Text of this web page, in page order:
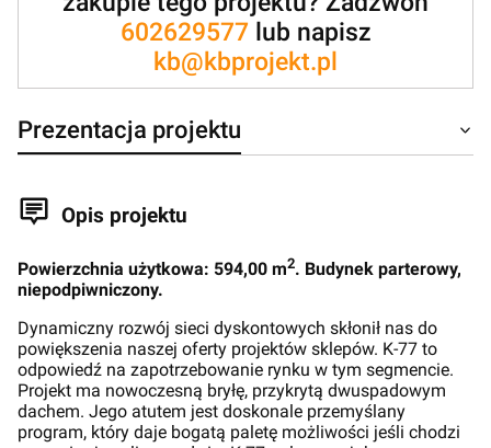
602629577lub napisz
kb@kbprojekt.pl
Prezentacja projektu
Opis projektu
Powierzchnia użytkowa: 594,00 m2. Budynek parterowy,
niepodpiwniczony.
Dynamiczny rozwój sieci dyskontowych skłonił nas do
powiększenia naszej oferty projektów sklepów. K-77 to
odpowiedź na zapotrzebowanie rynku w tym segmencie.
Projekt ma nowoczesną bryłę, przykrytą dwuspadowym
dachem. Jego atutem jest doskonale przemyślany
program, który daje bogatą paletę możliwości jeśli chodzi